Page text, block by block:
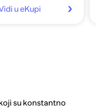
u eKupi
su konstantno